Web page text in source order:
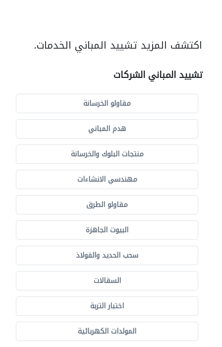
اكتشف المزيد تشييد المباني الخدمات.
تشييد المباني الشركات
مقاولو الخرسانة
هدم المباني
منتجات البلوك والخرسانة
مهندسي الانشاءات
مقاولو الطرق
البيوت الجاهزة
سحب الحديد والفولاذ
السقالات
اختبار التربة
المولدات الكهربائية